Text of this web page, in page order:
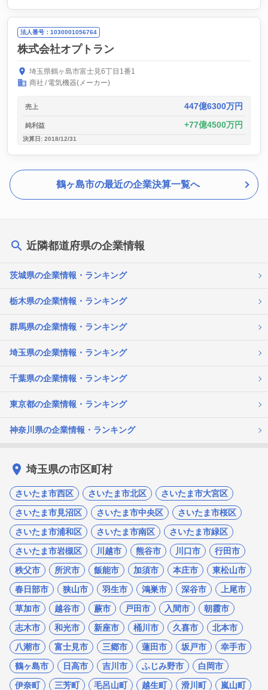
法人番号：1030001056764
株式会社オプトラン
埼玉県鶴ヶ島市富士見6丁目1番1
商社
電気機器(メーカー)
売上 447億6300万円
純利益 77億4500万円
決算日: 2018/12/31
鶴ヶ島市の最近の企業決算一覧へ
近隣都道府県の企業情報
茨城県の企業情報・ランキング
栃木県の企業情報・ランキング
群馬県の企業情報・ランキング
埼玉県の企業情報・ランキング
千葉県の企業情報・ランキング
東京都の企業情報・ランキング
神奈川県の企業情報・ランキング
埼玉県の市区町村
さいたま市西区 さいたま市北区
さいたま市大宮区
さいたま市見沼区
さいたま市中央区
さいたま市桜区
さいたま市浦和区
さいたま市南区
さいたま市緑区
さいたま市岩槻区
川越市 熊谷市 川口市
行田市
秩父市
所沢市 飯能市 加須市 本庄市
東松山市
春日部市
狭山市 羽生市 鴻巣市 深谷市
上尾市
草加市
越谷市 蕨市 戸田市 入間市
朝霞市
志木市
和光市 新座市 桶川市 久喜市
北本市
八潮市
富士見市 三郷市 蓮田市 坂戸市
幸手市
鶴ヶ島市
日高市 吉川市 ふじみ野市
白岡市
伊奈町
三芳町 毛呂山町 越生町 滑川町 嵐山町